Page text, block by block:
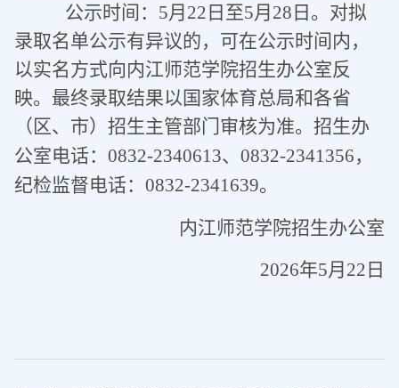
公示时间： 5月 22 日至5月 28 日。对拟
录取名单公示有异议的，可在公示时间内，
以实名方式向内江师范学院招生办公室反
映。 最终录取结果以国家体育总局和各省
（区、市）招生主管部门审核为准。 招生办
公室电话：0832-2340613、0832-2341356，
纪检监督电话：0832-2341639。
内江师范学院招生办公室
2026年5月22日